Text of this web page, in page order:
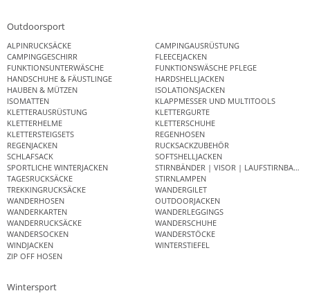
Outdoorsport
ALPINRUCKSÄCKE
CAMPINGAUSRÜSTUNG
CAMPINGGESCHIRR
FLEECEJACKEN
FUNKTIONSUNTERWÄSCHE
FUNKTIONSWÄSCHE PFLEGE
HANDSCHUHE & FÄUSTLINGE
HARDSHELLJACKEN
HAUBEN & MÜTZEN
ISOLATIONSJACKEN
ISOMATTEN
KLAPPMESSER UND MULTITOOLS
KLETTERAUSRÜSTUNG
KLETTERGURTE
KLETTERHELME
KLETTERSCHUHE
KLETTERSTEIGSETS
REGENHOSEN
REGENJACKEN
RUCKSACKZUBEHÖR
SCHLAFSACK
SOFTSHELLJACKEN
SPORTLICHE WINTERJACKEN
STIRNBÄNDER | VISOR | LAUFSTIRNBAND
TAGESRUCKSÄCKE
STIRNLAMPEN
TREKKINGRUCKSÄCKE
WANDERGILET
WANDERHOSEN
OUTDOORJACKEN
WANDERKARTEN
WANDERLEGGINGS
WANDERRUCKSÄCKE
WANDERSCHUHE
WANDERSOCKEN
WANDERSTÖCKE
WINDJACKEN
WINTERSTIEFEL
ZIP OFF HOSEN
Wintersport